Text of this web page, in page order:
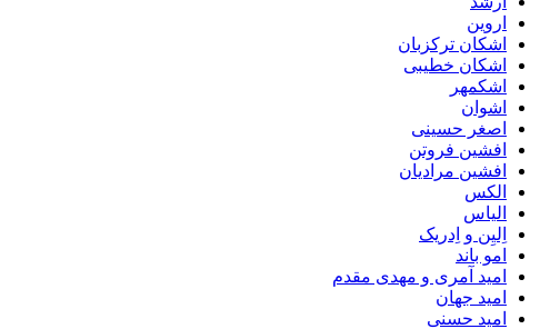
اروین
اشکان ترکزبان
اشکان خطیبی
اشکمهر
اشوان
اصغر حسینی
افشین فروتن
افشین مرادیان
الکس
الیاس
اِلیِن و اِدریک
امو باند
امید آمری و مهدی مقدم
امید جهان
امید حسنی